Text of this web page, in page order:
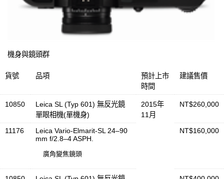
機身與鏡頭群
貨號 品項
預計上市
時間
建議售價
10850
Leica SL (Typ 601) 無反光鏡
單眼相機(單機身)
2015年
11月
NT$260,000
11176
Leica Vario-Elmarit-SL 24–90
mm f/2.8–4 ASPH.
廣角變焦鏡頭
NT$160,000